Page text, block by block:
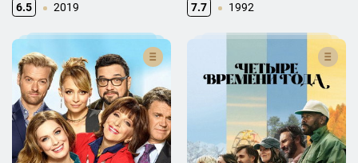
6.5 2019 7.7 1992